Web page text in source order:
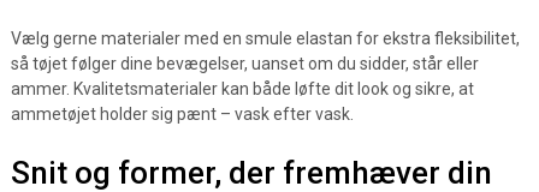
Vælg gerne materialer med en smule elastan for ekstra fleksibilitet,
så tøjet følger dine bevægelser, uanset om du sidder, står eller
ammer. Kvalitetsmaterialer kan både løfte dit look og sikre, at
ammetøjet holder sig pænt – vask efter vask.
Snit og former, der fremhæver din